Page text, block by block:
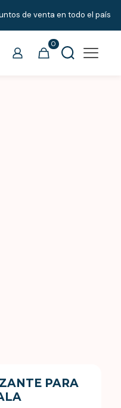
de venta en todo el país
0
PARA